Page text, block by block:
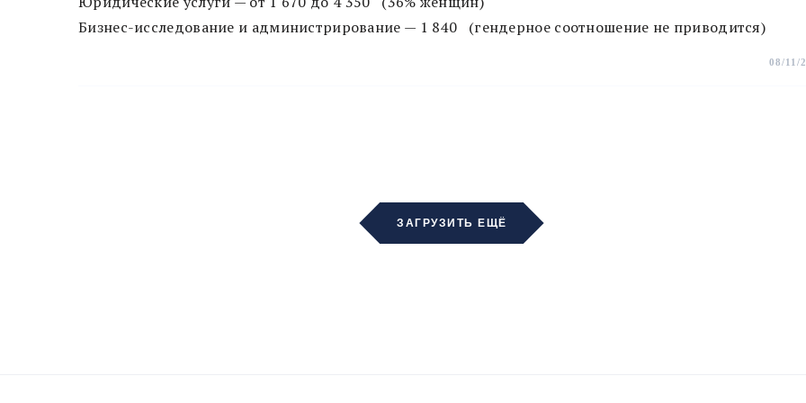
Бизнес-исследование и администрирование — 1 840 (гендерное соотношение не приводится)
08/11/
ЗАГРУЗИТЬ ЕЩЁ